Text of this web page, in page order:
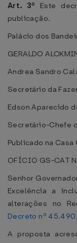
Art. 3º Este
publicação.
Palácio dos
GERALDO
Andrea Sandro
Secretário da
Edson Aparecido
Secretário-Chefe
Publicado na Casa
OFÍCIO GS-CAT
Senhor
Excelência a
alterações no
Decreto nº
A proposta